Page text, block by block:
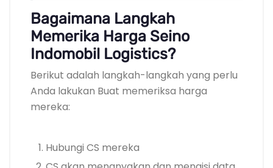
Bagaimana Langkah
Memerika Harga Seino
Indomobil Logistics?
Berikut adalah langkah-langkah yang perlu
Anda lakukan Buat memeriksa harga
mereka:
Hubungi CS mereka